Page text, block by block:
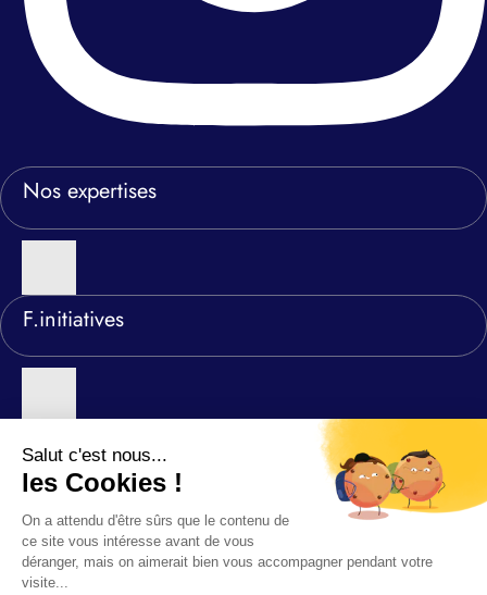
Nos expertises
F.initiatives
Nos agences